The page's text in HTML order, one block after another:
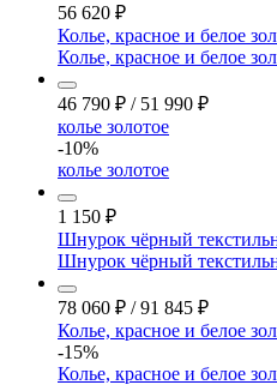
56 620 ₽
Колье, красное и белое
Колье, красное и белое
46 790 ₽ / 51 990 ₽
колье золотое
-10%
колье золотое
1 150 ₽
Шнурок чёрный
Шнурок чёрный
78 060 ₽ / 91 845 ₽
Колье, красное и белое
-15%
Колье, красное и белое